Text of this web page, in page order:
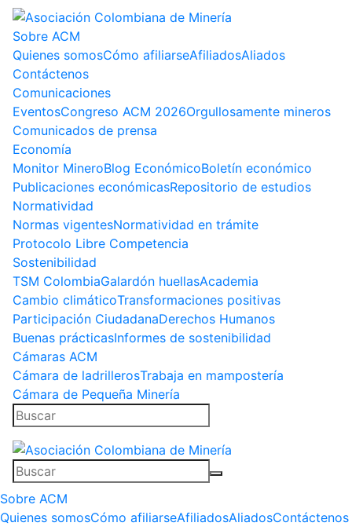
Sobre ACM
Quienes somosCómo afiliarseAfiliadosAliados
Contáctenos
Comunicaciones
EventosCongreso ACM 2026Orgullosamente mineros
Comunicados de prensa
Economía
Monitor MineroBlog EconómicoBoletín económico
Publicaciones económicasRepositorio de estudios
Normatividad
Normas vigentesNormatividad en trámite
Protocolo Libre Competencia
Sostenibilidad
TSM ColombiaGalardón huellasAcademia
Cambio climáticoTransformaciones positivas
Participación CiudadanaDerechos Humanos
Buenas prácticasInformes de sostenibilidad
Cámaras ACM
Cámara de ladrillerosTrabaja en mampostería
Cámara de Pequeña Minería
Sobre ACM
Quienes somosCómo afiliarseAfiliadosAliadosContáctenos